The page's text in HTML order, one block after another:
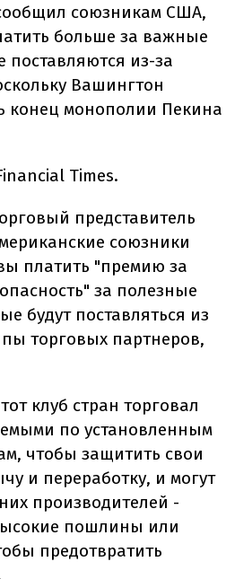
союзникам США,
больше за важные
из-за
Вашингтон
конец монополии Пекина
Times.
представитель
союзники
платить "премию за
за полезные
будут поставляться из
торговых партнеров,
клуб стран торговал
по установленным
чтобы защитить свои
и переработку, и могут
производителей -
пошлины или
предотвратить